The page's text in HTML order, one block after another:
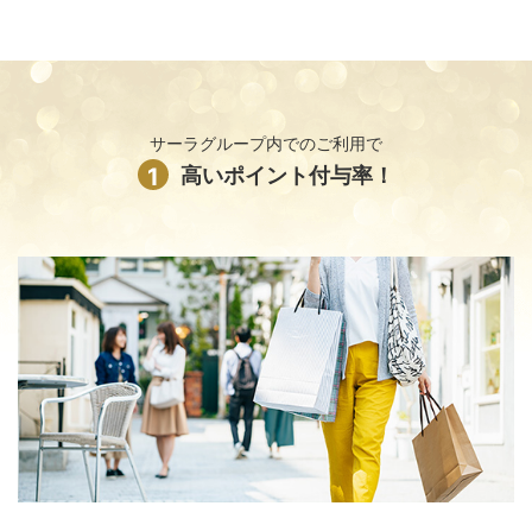
サーラグループ内でのご利用で
1 高いポイント付与率！